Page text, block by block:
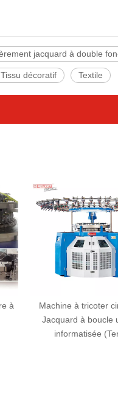
jacquard à double
Tissu décoratif Textile
Machine à tricoter
Jacquard à boucle
informatisée (Terry)